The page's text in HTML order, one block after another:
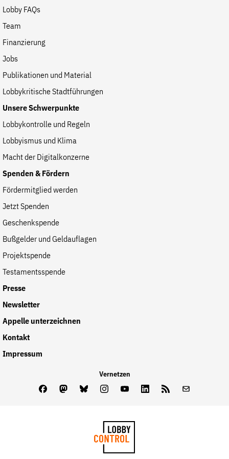
Lobby FAQs
Team
Finanzierung
Jobs
Publikationen und Material
Lobbykritische Stadtführungen
Unsere Schwerpunkte
Lobbykontrolle und Regeln
Lobbyismus und Klima
Macht der Digitalkonzerne
Spenden & Fördern
Fördermitglied werden
Jetzt Spenden
Geschenkspende
Bußgelder und Geldauflagen
Projektspende
Testamentsspende
Presse
Newsletter
Appelle unterzeichnen
Kontakt
Impressum
Vernetzen
FacebookMastodon
BlueskyInstagram
YoutubeLinkedInFeed